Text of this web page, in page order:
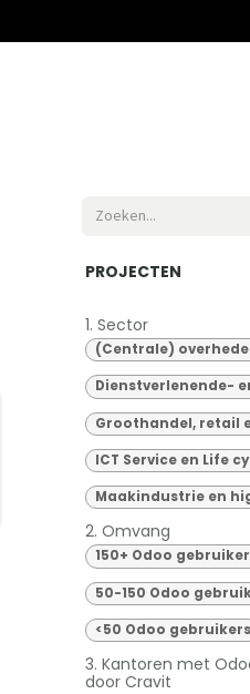
PROJECTEN
1. Sector
(Centrale)
ICT Service en Life
Maakindustrie en
2. Omvang
150+ Odoo
50-150 Odoo
<50 Odoo gebruikers
3. Kantoren met
door Cravit